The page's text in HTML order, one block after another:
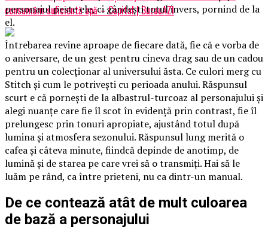
consumăm suficientă apă – Capital | BuzauAZI
personajul peste ele, ci gândești totul invers, pornind de la
el.
Întrebarea revine aproape de fiecare dată, fie că e vorba de
o aniversare, de un gest pentru cineva drag sau de un cadou
pentru un colecționar al universului ăsta. Ce culori merg cu
Stitch și cum le potrivești cu perioada anului. Răspunsul
scurt e că pornești de la albastrul-turcoaz al personajului și
alegi nuanțe care fie îl scot în evidență prin contrast, fie îl
prelungesc prin tonuri apropiate, ajustând totul după
lumina și atmosfera sezonului. Răspunsul lung merită o
cafea și câteva minute, fiindcă depinde de anotimp, de
lumină și de starea pe care vrei să o transmiți. Hai să le
luăm pe rând, ca între prieteni, nu ca dintr-un manual.
De ce contează atât de mult culoarea
de bază a personajului